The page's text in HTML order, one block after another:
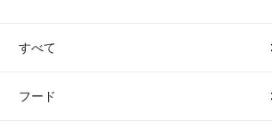
すべて
フード